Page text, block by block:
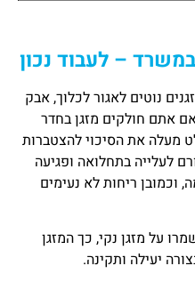
– לעבוד נכון
נוטים לאגור לכלוך, אבק
אתם חולקים מזגן בחדר
מעלה את הסיכוי להצטברות
לעלייה בתחלואה ופגיעה
וכמובן ריחות לא נעימים
על מזגן נקי, כך המזגן
יעילה ותקינה.